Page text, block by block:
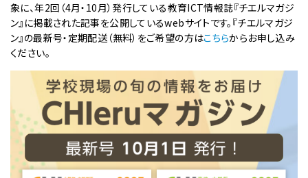
象に、年2回（4月・10月）発行している教育ICT情報誌『チエルマガジ
ン』に掲載された記事を公開しているwebサイトです。『チエルマガジ
ン』の最新号・定期配送（無料）をご希望の方はこちらからお申し込み
ください。